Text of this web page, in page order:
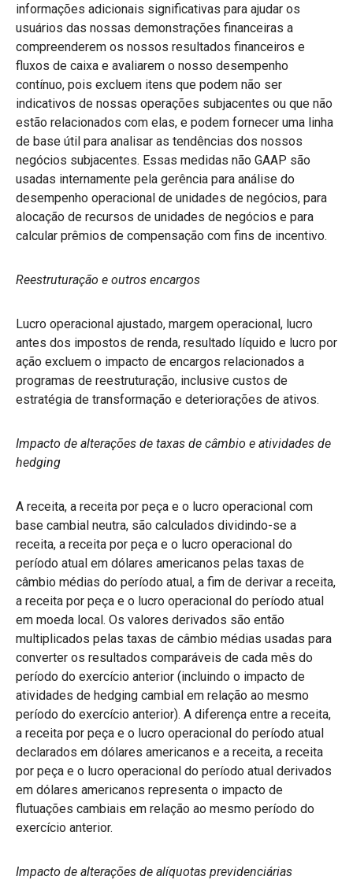
informações adicionais significativas para ajudar os
usuários das nossas demonstrações financeiras a
compreenderem os nossos resultados financeiros e
fluxos de caixa e avaliarem o nosso desempenho
contínuo, pois excluem itens que podem não ser
indicativos de nossas operações subjacentes ou que não
estão relacionados com elas, e podem fornecer uma linha
de base útil para analisar as tendências dos nossos
negócios subjacentes. Essas medidas não GAAP são
usadas internamente pela gerência para análise do
desempenho operacional de unidades de negócios, para
alocação de recursos de unidades de negócios e para
calcular prêmios de compensação com fins de incentivo.
Reestruturação e outros encargos
Lucro operacional ajustado, margem operacional, lucro
antes dos impostos de renda, resultado líquido e lucro por
ação excluem o impacto de encargos relacionados a
programas de reestruturação, inclusive custos de
estratégia de transformação e deteriorações de ativos.
Impacto de alterações de taxas de câmbio e atividades de
hedging
A receita, a receita por peça e o lucro operacional com
base cambial neutra, são calculados dividindo-se a
receita, a receita por peça e o lucro operacional do
período atual em dólares americanos pelas taxas de
câmbio médias do período atual, a fim de derivar a receita,
a receita por peça e o lucro operacional do período atual
em moeda local. Os valores derivados são então
multiplicados pelas taxas de câmbio médias usadas para
converter os resultados comparáveis de cada mês do
período do exercício anterior (incluindo o impacto de
atividades de hedging cambial em relação ao mesmo
período do exercício anterior). A diferença entre a receita,
a receita por peça e o lucro operacional do período atual
declarados em dólares americanos e a receita, a receita
por peça e o lucro operacional do período atual derivados
em dólares americanos representa o impacto de
flutuações cambiais em relação ao mesmo período do
exercício anterior.
Impacto de alterações de alíquotas previdenciárias